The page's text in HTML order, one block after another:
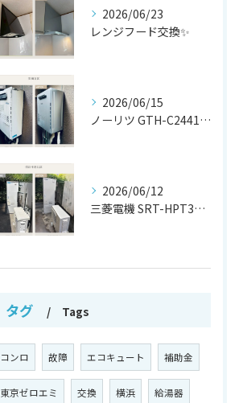
2026/06/23
レンジフード交換✨
2026/06/15
ノーリツ GTH-C2441AWX から
2026/06/12
三菱電機 SRT-HPT37W7 から
タグ Tags
コンロ 故障 エコキュート 補助金
東京ゼロエミ 交換 横浜 給湯器